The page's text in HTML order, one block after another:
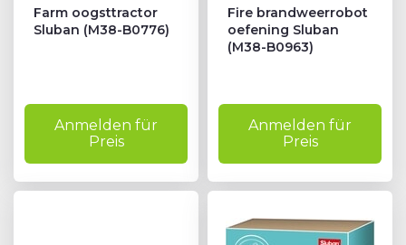
Farm oogsttractor
Sluban (M38-B0776)
Anmelden für
Preis
Fire brandweerrobot
oefening Sluban
(M38-B0963)
Anmelden für
Preis